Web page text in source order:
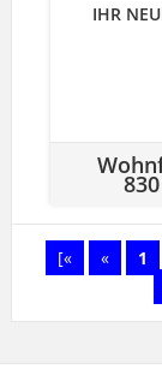
IHR
[« « 1